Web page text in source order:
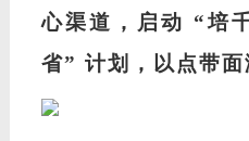
心渠道，启动 “培
省” 计划，以点带面